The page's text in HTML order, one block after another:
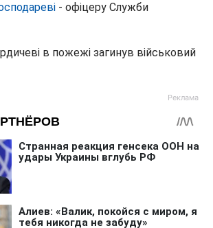
- офіцеру Служби
в пожежі загинув військовий